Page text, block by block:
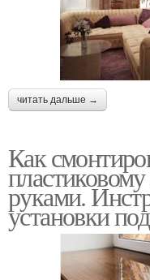
читать дальше →
Как
руками.
установки